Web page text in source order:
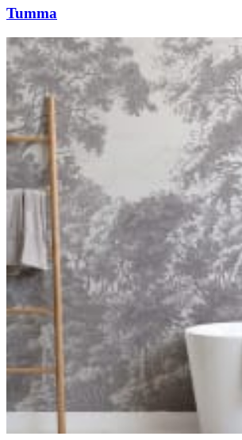
Tumma